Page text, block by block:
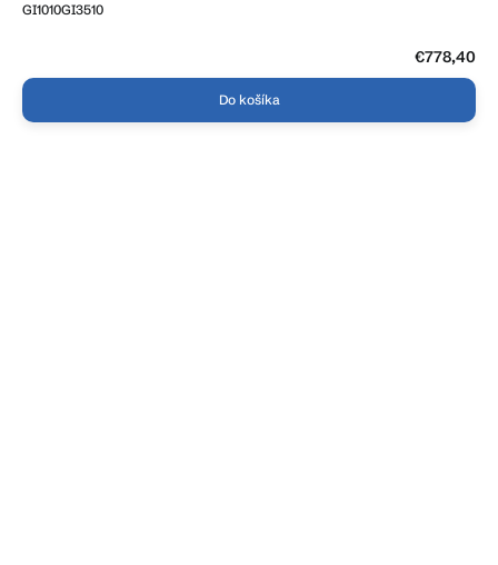
GI1010GI3510
€778,40
Do košíka